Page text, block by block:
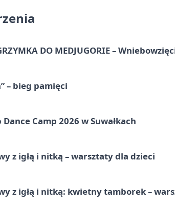
DO MEDJUGORIE –
– bieg pamięci
Camp 2026 w Suwałkach
z igłą i nitką – warsztaty dla dzieci
z igłą i nitką: kwietny tamborek –